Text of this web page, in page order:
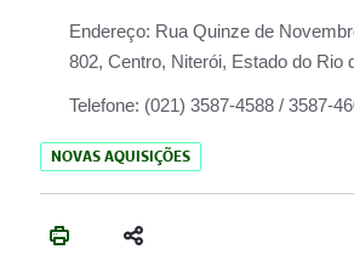
Endereço: Rua Quinze de
802, Centro, Niterói, Estado do Rio
Telefone: (021) 3587-4588 / 3587-
NOVAS AQUISIÇÕES